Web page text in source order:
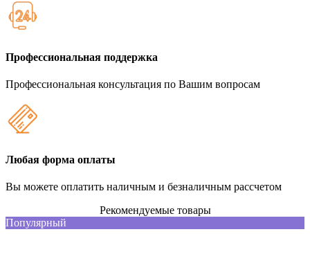
Профессиональная поддержка
Профессиональная консультация по Вашим вопросам
Любая форма оплаты
Вы можете оплатить наличным и безналичным рассчетом
Рекомендуемые товары
Популярный